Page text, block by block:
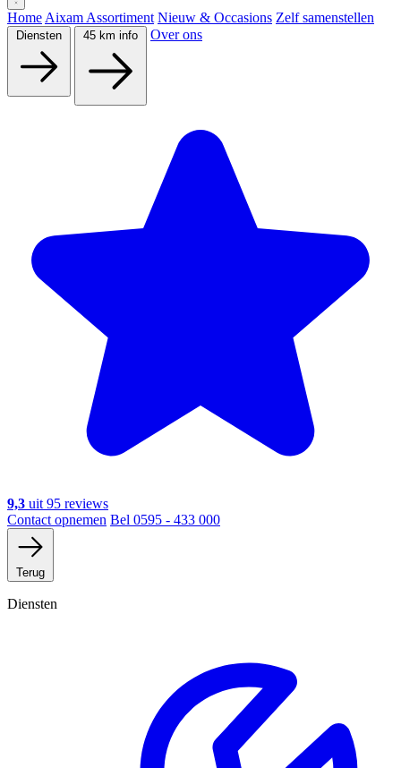
Home Aixam Assortiment Nieuw & Occasions Zelf samenstellen
Over ons
9,3 uit 95 reviews
Contact opnemen Bel 0595 - 433 000
Terug
Diensten